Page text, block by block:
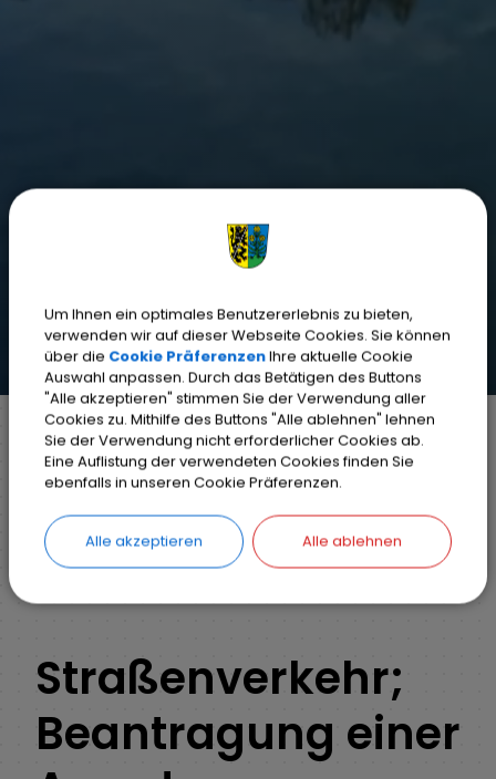
Markt Weisendorf Bürgerinfo
Rathaus
Ihr Anliegen
Detail
ZURÜCK
Straßenverkehr;
Beantragung einer
Um Ihnen ein optimales Benutzererlebnis zu bieten,
verwenden wir auf dieser Webseite Cookies. Sie können
über die Cookie PräferenzenIhre aktuelle Cookie
Auswahl anpassen. Durch das Betätigen des Buttons
"Alle akzeptieren" stimmen Sie der Verwendung aller
Cookies zu. Mithilfe des Buttons "Alle ablehnen" lehnen
Sie der Verwendung nicht erforderlicher Cookies ab.
Eine Auflistung der verwendeten Cookies finden Sie
ebenfalls in unseren Cookie Präferenzen.
Alle akzeptieren Alle ablehnen